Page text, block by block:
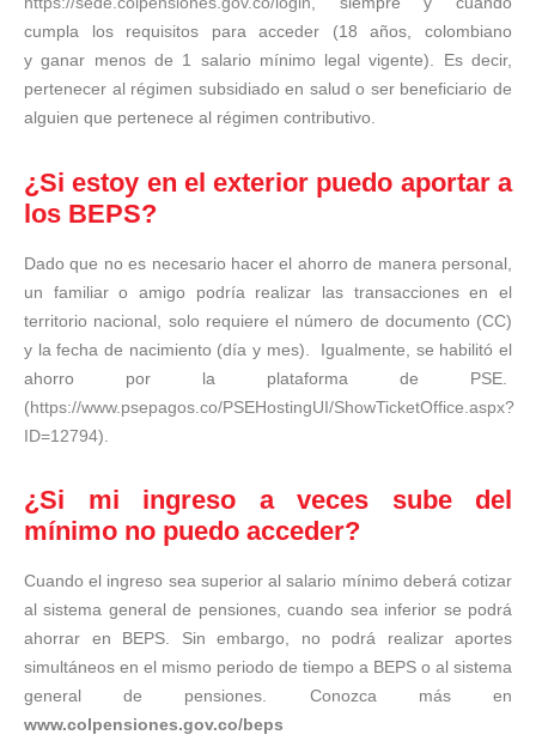
cumpla los requisitos para acceder (18 años, colombiano
y ganar menos de 1 salario mínimo legal vigente). Es decir,
pertenecer al régimen subsidiado en salud o ser beneficiario de
alguien que pertenece al régimen contributivo.
¿Si estoy en el exterior puedo aportar a
los BEPS?
Dado que no es necesario hacer el ahorro de manera personal,
un familiar o amigo podría realizar las transacciones en el
territorio nacional, solo requiere el número de documento (CC)
y la fecha de nacimiento (día y mes). Igualmente, se habilitó el
ahorro por la plataforma de PSE.
(https://www.psepagos.co/PSEHostingUI/ShowTicketOffice.aspx?
ID=12794).
¿Si mi ingreso a veces sube del
mínimo no puedo acceder?
Cuando el ingreso sea superior al salario mínimo deberá cotizar
al sistema general de pensiones, cuando sea inferior se podrá
ahorrar en BEPS. Sin embargo, no podrá realizar aportes
simultáneos en el mismo periodo de tiempo a BEPS o al sistema
general de pensiones. Conozca más en
www.colpensiones.gov.co/beps